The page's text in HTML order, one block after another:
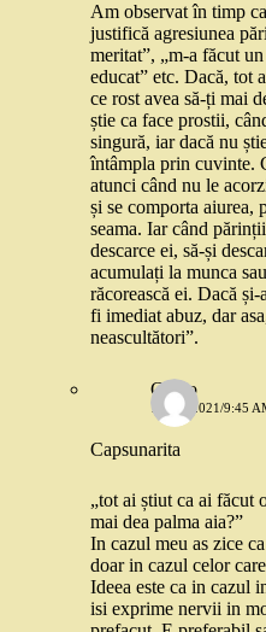
Am observat în timp
justifică agresiunea
meritat”, „m-a făcut
educat” etc. Dacă, tot
ce rost avea să-ți mai
știe ca face prostii,
singură, iar dacă nu
întâmpla prin cuvinte.
atunci când nu le
și se comporta aiurea,
seama. Iar când
descarce ei, să-și
acumulați la munca
răcorească ei. Dacă
fi imediat abuz, dar
neascultători”.
Gadjo
1 MAI 2021/9:45
Capsunarita
„tot ai știut ca ai făcut
mai dea palma aia?”
In cazul meu as zice
doar in cazul celor
Ideea este ca in cazul
isi exprime nervii in